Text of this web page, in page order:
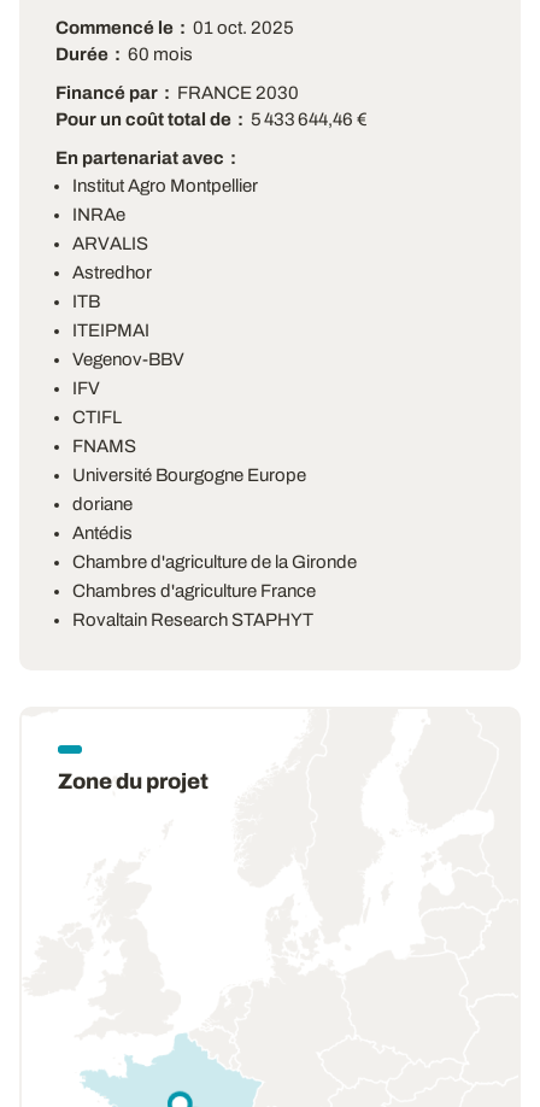
Commencé le
01 oct. 2025
Durée
60 mois
Financé par
FRANCE 2030
Pour un coût total de
5 433 644,46 €
En partenariat avec
Institut Agro Montpellier
INRAe
ARVALIS
Astredhor
ITB
ITEIPMAI
Vegenov-BBV
IFV
CTIFL
FNAMS
Université Bourgogne Europe
doriane
Antédis
Chambre d'agriculture de la Gironde
Chambres d'agriculture France
Rovaltain Research STAPHYT
Zone du projet